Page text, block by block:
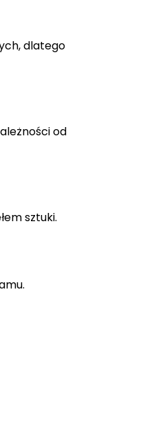
dlatego
od
sztuki.